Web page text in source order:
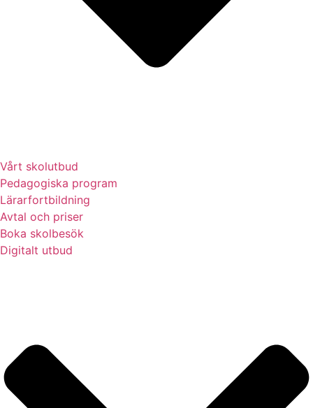
Vårt skolutbud
Pedagogiska program
Lärarfortbildning
Avtal och priser
Boka skolbesök
Digitalt utbud